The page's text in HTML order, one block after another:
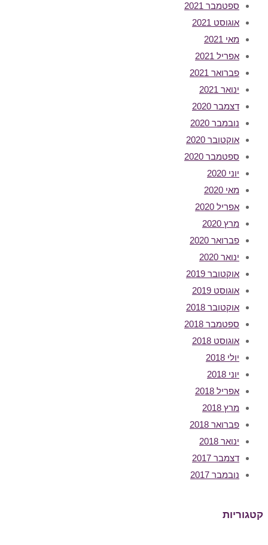
ספטמבר 2021
אוגוסט 2021
מאי 2021
אפריל 2021
פברואר 2021
ינואר 2021
דצמבר 2020
נובמבר 2020
אוקטובר 2020
ספטמבר 2020
יוני 2020
מאי 2020
אפריל 2020
מרץ 2020
פברואר 2020
ינואר 2020
אוקטובר 2019
אוגוסט 2019
אוקטובר 2018
ספטמבר 2018
אוגוסט 2018
יולי 2018
יוני 2018
אפריל 2018
מרץ 2018
פברואר 2018
ינואר 2018
דצמבר 2017
נובמבר 2017
קטגוריות